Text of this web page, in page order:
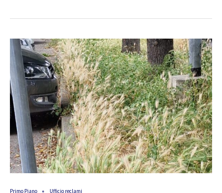
Primo Piano Ufficio reclami